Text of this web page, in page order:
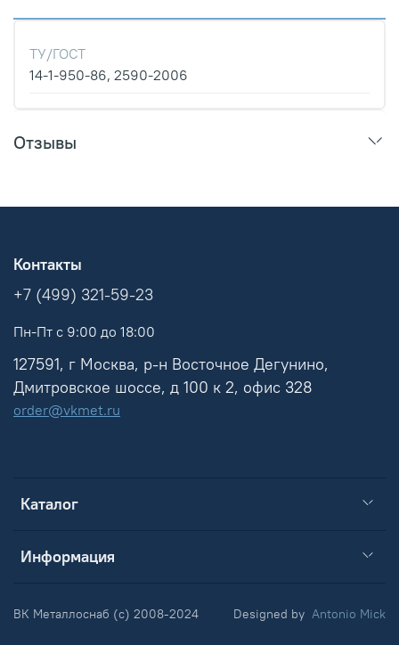
ТУ/ГОСТ
14-1-950-86, 2590-2006
Отзывы
Каталог
Информация
Контакты
+7 (499) 321-59-23
Пн-Пт с 9:00 до 18:00
127591, г Москва, р-н Восточное Дегунино,
Дмитровское шоссе, д 100 к 2, офис 328
order@vkmet.ru
ВК Металлоснаб (c) 2008-2024 Designed by Antonio Mick